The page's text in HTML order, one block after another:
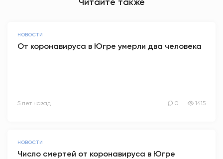
НОВОСТИ
От коронавируса в Югре умерли два человека
5 лет назад 0 1415
НОВОСТИ
Число смертей от коронавируса в Югре